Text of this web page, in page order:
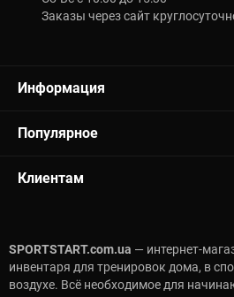
Заказы через сайт
Информация
Популярное
Клиентам
SPORTSTART.com.ua — интернет-
инвентаря для тренировок дома, в
воздухе. Всё необходимое для